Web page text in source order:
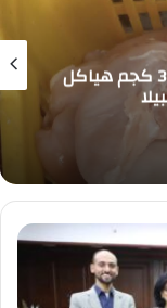
المجزر و30 كجم هياكل